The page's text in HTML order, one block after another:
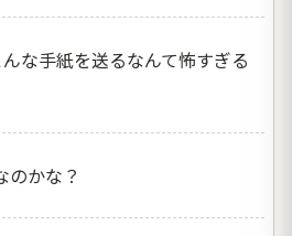
な手紙を送るなんて怖すぎる
のかな？